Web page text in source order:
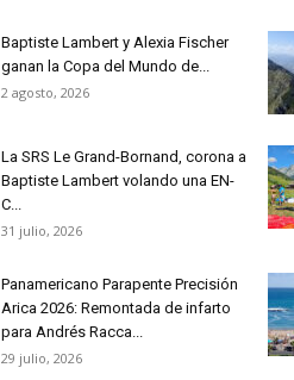
Baptiste Lambert y Alexia Fischer
ganan la Copa del Mundo de...
2 agosto, 2026
La SRS Le Grand-Bornand, corona a
Baptiste Lambert volando una EN-
C...
31 julio, 2026
Panamericano Parapente Precisión
Arica 2026: Remontada de infarto
para Andrés Racca...
29 julio, 2026